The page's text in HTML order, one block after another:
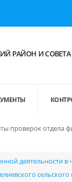
РАЙОН И
проверок отдела
деятельности в